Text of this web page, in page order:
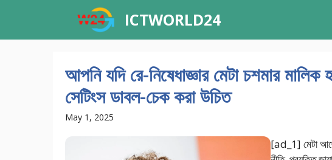
content
ICTWORLD24
আপনি যদি রে-নিষেধাজ্ঞার মেটা চশমার
সেটিংস ডাবল-চেক করা উচিত
May 1, 2025
[ad_1] মেটা